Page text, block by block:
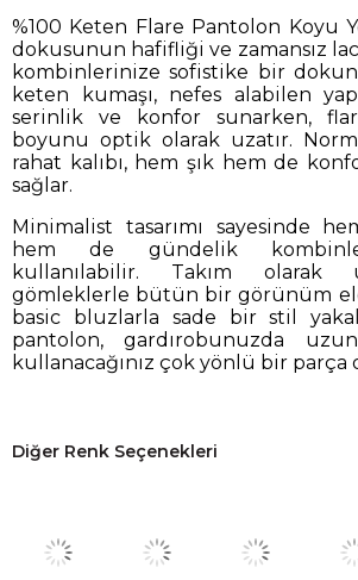
%100 Keten Flare Pantolon Koyu
dokusunun hafifliği ve zamansız
kombinlerinize sofistike bir
keten kumaşı, nefes alabilen
serinlik ve konfor sunarken,
boyunu optik olarak uzatır.
rahat kalıbı, hem şık hem de
sağlar.
Minimalist tasarımı sayesinde
hem de gündelik
kullanılabilir. Takım olarak
gömleklerle bütün bir görünüm
basic bluzlarla sade bir stil
pantolon, gardırobunuzda
kullanacağınız çok yönlü bir parça
Diğer Renk Seçenekleri